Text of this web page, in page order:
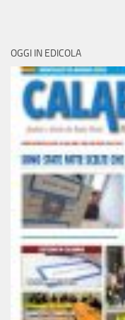
OGGI IN EDICOLA